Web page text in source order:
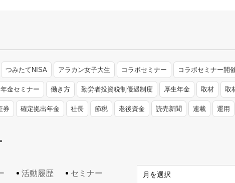
つみたてNISA アラカン女子大生 コラボセミナー コラボセミナー開
金セミナー 働き方 勤労者投資税制優遇制度 厚生年金 取材 取
券 確定拠出年金 社長 節税 老後資金 読売新聞 連載 運用
活動履歴 セミナー